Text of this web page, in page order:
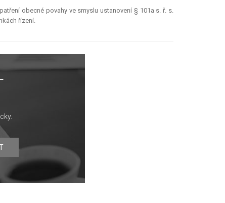
obecné povahy ve smyslu ustanovení § 101a s. ř. s.
řízení.